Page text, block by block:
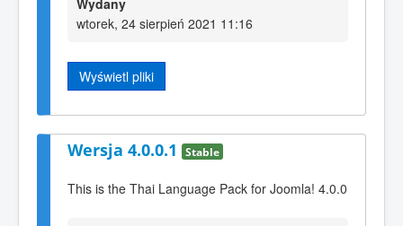
wtorek, 24 sierpień 2021 11:16
Wyświetl pliki
Wersja 4.0.0.1 Stable
This is the Thai Language Pack for Joomla! 4.0.0